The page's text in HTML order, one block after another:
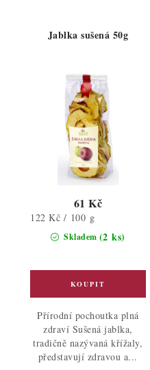
Jablka sušená 50g
Skladem (2 ks)
61 Kč
Měrná
122 Kč / 100 g
Přírodní pochoutka plná
zdraví Sušená jablka,
tradičně nazývaná křížaly,
představují zdravou a...